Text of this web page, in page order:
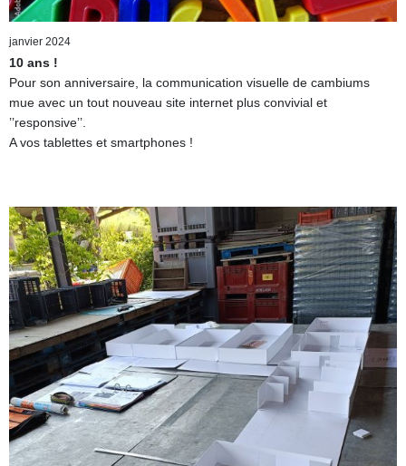
janvier 2024
10 ans !
Pour son anniversaire, la communication visuelle de cambiums
mue avec un tout nouveau site internet plus convivial et
’’responsive’’.
A vos tablettes et smartphones !